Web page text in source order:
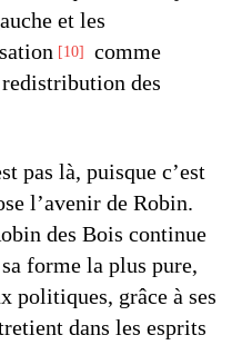
et les
10
comme
des
pas là, puisque c’est
l’avenir de Robin.
des Bois continue
forme la plus pure,
politiques, grâce à ses
dans les esprits